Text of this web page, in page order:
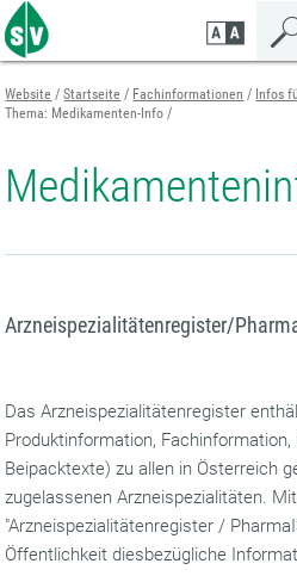
Zum
Seiteninhalt
springen
Zur
Navigation
springen
Zur
Mobilen
Navigation
springen
Website Startseite Fachinformationen
Infos
Thema: Medikamenten-Info
Arzneispezialitätenregister/
Das Arzneispezialitätenregister
Produktinformation,
Beipacktexte) zu allen in Österreich
zugelassenen Arzneispezialitäten.
"Arzneispezialitätenregister /
Öffentlichkeit diesbezügliche